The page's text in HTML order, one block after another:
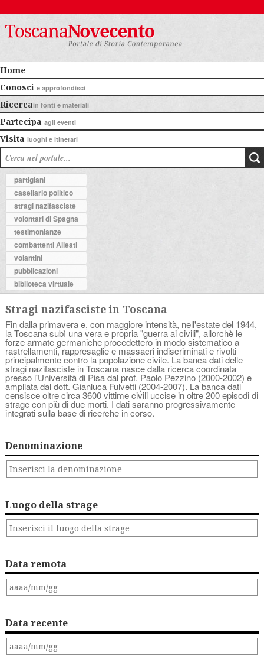
Home
Conosci e approfondisci
Ricercain fonti e materiali
Partecipa agli eventi
Visita luoghi e itinerari
partigiani
casellario politico
stragi nazifasciste
volontari di Spagna
testimonianze
combattenti Alleati
volantini
pubblicazioni
biblioteca virtuale
Stragi nazifasciste in Toscana
Fin dalla primavera e, con maggiore intensità, nell'estate del 1944,
la Toscana subì una vera e propria "guerra ai civili", allorchè le
forze armate germaniche procedettero in modo sistematico a
rastrellamenti, rappresaglie e massacri indiscriminati e rivolti
principalmente contro la popolazione civile. La banca dati delle
stragi nazifasciste in Toscana nasce dalla ricerca coordinata
presso l'Università di Pisa dal prof. Paolo Pezzino (2000-2002) e
ampliata dal dott. Gianluca Fulvetti (2004-2007). La banca dati
censisce oltre circa 3600 vittime civili uccise in oltre 200 episodi di
strage con più di due morti. I dati saranno progressivamente
integrati sulla base di ricerche in corso.
Denominazione
Luogo della strage
Data remota
Data recente